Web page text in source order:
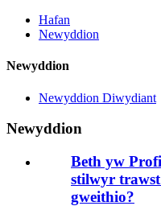
Hafan
Newyddion
Newyddion
Newyddion Diwydiant
Newyddion
Beth yw
stilwyr
gweithio?